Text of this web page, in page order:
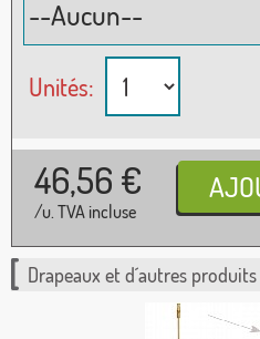
Unités:
46,56 €
/u. TVA incluse
Drapeaux et d´autres